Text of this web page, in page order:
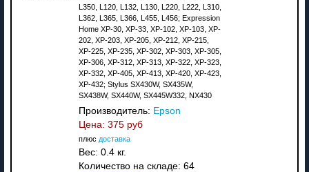
L350, L120, L132, L130, L220, L222, L310,
L362, L365, L366, L455, L456; Expression
Home XP-30, XP-33, XP-102, XP-103, XP-
202, XP-203, XP-205, XP-212, XP-215,
XP-225, XP-235, XP-302, XP-303, XP-305,
XP-306, XP-312, XP-313, XP-322, XP-323,
XP-332, XP-405, XP-413, XP-420, XP-423,
XP-432; Stylus SX430W, SX435W,
SX438W, SX440W, SX445W332, NX430
Производитель: Epson
Цена: 375 руб
плюс доставка
Вес: 0.4 кг.
Количество на складе: 64